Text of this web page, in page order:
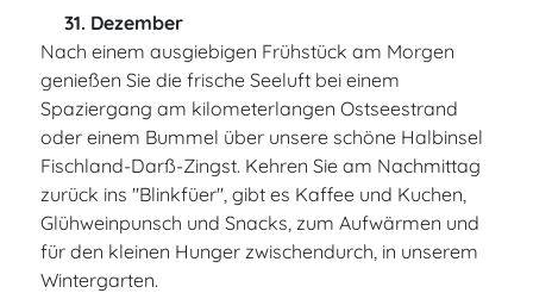
31. Dezember
Nach einem ausgiebigen Frühstück am Morgen
genießen Sie die frische Seeluft bei einem
Spaziergang am kilometerlangen Ostseestrand
oder einem Bummel über unsere schöne Halbinsel
Fischland-Darß-Zingst. Kehren Sie am Nachmittag
zurück ins "Blinkfüer", gibt es Kaffee und Kuchen,
Glühweinpunsch und Snacks, zum Aufwärmen und
für den kleinen Hunger zwischendurch, in unserem
Wintergarten.